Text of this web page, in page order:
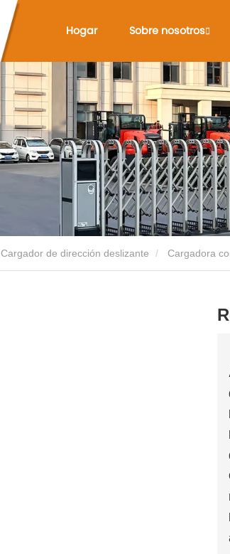
Hogar Sobre nosotros
Cargador de dirección deslizante Cargadora